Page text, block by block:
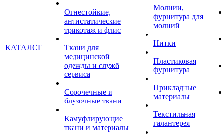
КАТАЛОГ
Огнестойкие,
антистатические
трикотаж и флис
Ткани для
медицинской
одежды и служб
сервиса
Сорочечные и
блузочные ткани
Камуфлирующие
ткани и материалы
Молнии,
фурнитура для
молний
Нитки
Пластиковая
фурнитура
Прикладные
материалы
Текстильная
галантерея